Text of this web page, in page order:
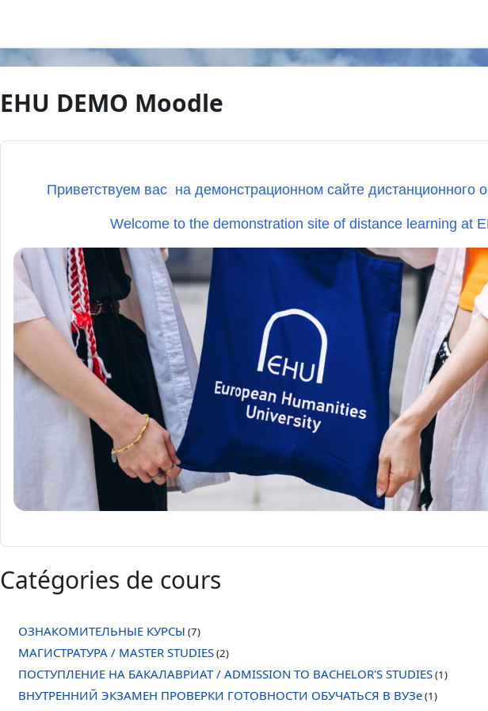
EHU DEMO Moodle
Приветствуем вас на демонстрационном сайте дистанционного
Welcome to the demonstration site of distance learning at
Catégories de cours
ОЗНАКОМИТЕЛЬНЫЕ КУРСЫ (7)
МАГИСТРАТУРА / MASTER STUDIES(2)
ПОСТУПЛЕНИЕ НА БАКАЛАВРИАТ / ADMISSION TO BACHELOR'S STUDIES(1)
ВНУТРЕННИЙ ЭКЗАМЕН ПРОВЕРКИ ГОТОВНОСТИ ОБУЧАТЬСЯ В ВУЗе(1)